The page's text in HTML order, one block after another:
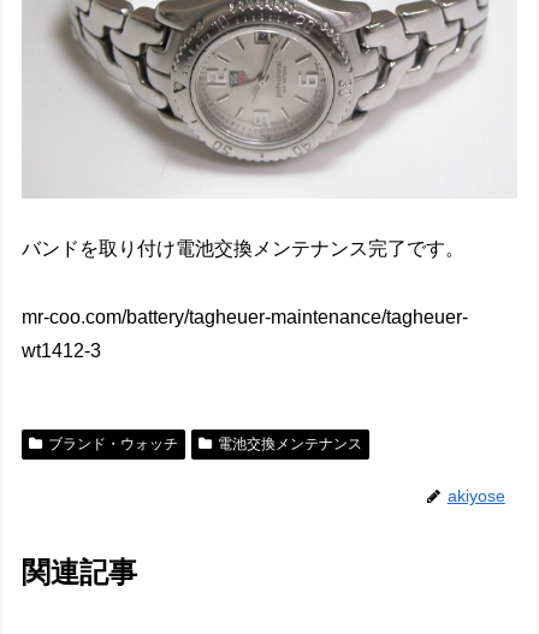
バンドを取り付け電池交換メンテナンス完了です。
mr-coo.com/battery/tagheuer-maintenance/tagheuer-
wt1412-3
ブランド・ウォッチ 電池交換メンテナンス
akiyose
関連記事